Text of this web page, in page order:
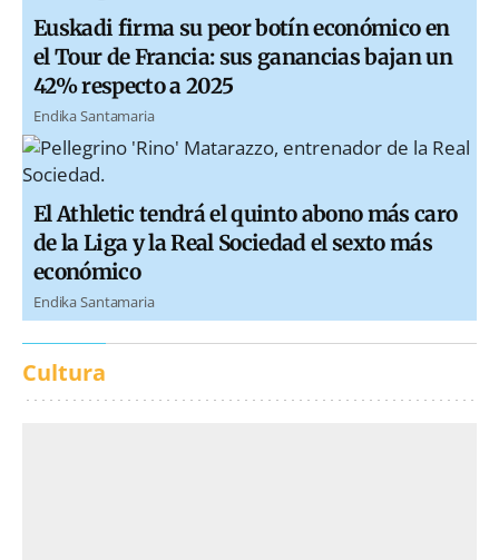
Euskadi firma su peor botín económico en
el Tour de Francia: sus ganancias bajan un
42% respecto a 2025
Endika Santamaria
El Athletic tendrá el quinto abono más caro
de la Liga y la Real Sociedad el sexto más
económico
Endika Santamaria
Cultura